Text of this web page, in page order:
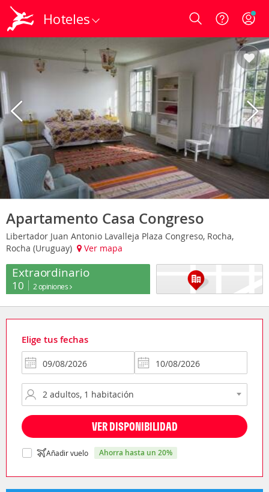
Hoteles Login
Apartamento Casa Congreso
Libertador Juan Antonio Lavalleja Plaza Congreso, Rocha,
Rocha (Uruguay)
Ver mapa
Extraordinario
10 2 opiniones
Elige tus fechas
VER DISPONIBILIDAD
Añadir vuelo ahorra hasta un 20%